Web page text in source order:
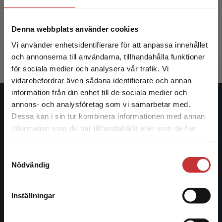
Denna webbplats använder cookies
Vi använder enhetsidentifierare för att anpassa innehållet
och annonserna till användarna, tillhandahålla funktioner
för sociala medier och analysera vår trafik. Vi
vidarebefordrar även sådana identifierare och annan
information från din enhet till de sociala medier och
annons- och analysföretag som vi samarbetar med.
Dessa kan i sin tur kombinera informationen med annan
information som du har tillhandahållit eller som de har
Nödvändig
Inställningar
Begränsad fraktregion
Det verkar som att du besöker
studentlitteratur.se via en enhet utanför Sverige.
Vi erbjuder inte leveranser utanför Sverige. För
att kunna slutföra ett köp måste
Exkl. moms: 305 kr
Exkl.
Studentlitteratur
Studentlitteratur grundades 1963 och är idag Sveriges
ledande utbildningsförlag. Med läromedel, kurslitteratur,
informationstjänster i utbudet, finns Studentlitteratur med